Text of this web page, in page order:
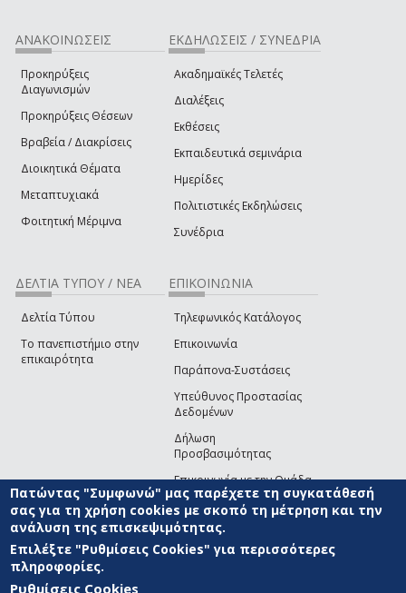
ΑΝΑΚΟΙΝΩΣΕΙΣ
Προκηρύξεις
Διαγωνισμών
Προκηρύξεις Θέσεων
Βραβεία / Διακρίσεις
Διοικητικά Θέματα
Μεταπτυχιακά
Φοιτητική Μέριμνα
ΕΚΔΗΛΩΣΕΙΣ / ΣΥΝΕΔΡΙΑ
Ακαδημαϊκές Τελετές
Διαλέξεις
Εκθέσεις
Εκπαιδευτικά σεμινάρια
Ημερίδες
Πολιτιστικές Εκδηλώσεις
Συνέδρια
ΔΕΛΤΙΑ ΤΥΠΟΥ / ΝΕΑ
Δελτία Τύπου
Το πανεπιστήμιο στην
επικαιρότητα
ΕΠΙΚΟΙΝΩΝΙΑ
Τηλεφωνικός Κατάλογος
Επικοινωνία
Παράπονα-Συστάσεις
Υπεύθυνος Προστασίας
Δεδομένων
Δήλωση
Προσβασιμότητας
Επικοινωνία με την Ομάδα
Ανάπτυξης του site(link sends e-mail)
© ΠΑΝΕΠΙΣΤΗΜΙΟ ΑΙΓΑΙΟΥ ΟΡΟΙ ΧΡΗΣΗΣ
ΑΝΑΠΤΥΞΗΣ
Πατώντας "Συμφωνώ" μας παρέχετε τη συγκατάθεσή
σας για τη χρήση cookies με σκοπό τη μέτρηση και την
ανάλυση της επισκεψιμότητας.
Επιλέξτε "Ρυθμίσεις Cookies" για περισσότερες
πληροφορίες.
Ρυθμίσεις Cookies